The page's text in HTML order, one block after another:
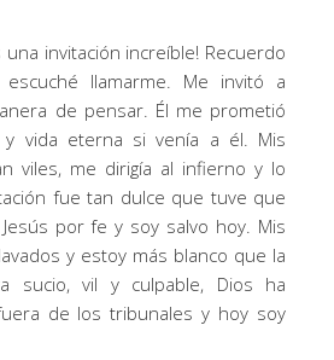
una invitación increíble! Recuerdo
llamarme. Me invitó a
de pensar. Él me prometió
y vida eterna si venía a él. Mis
viles, me dirigía al infierno y lo
fue tan dulce que tuve que
por fe y soy salvo hoy. Mis
y estoy más blanco que la
sucio, vil y culpable, Dios ha
de los tribunales y hoy soy